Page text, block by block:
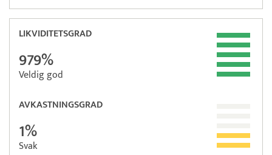
LIKVIDITETSGRAD
979%
Veldig god
AVKASTNINGSGRAD
1%
Svak